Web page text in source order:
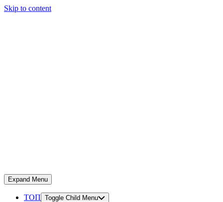
Skip to content
Expand Menu
ТОП Toggle Child Menu